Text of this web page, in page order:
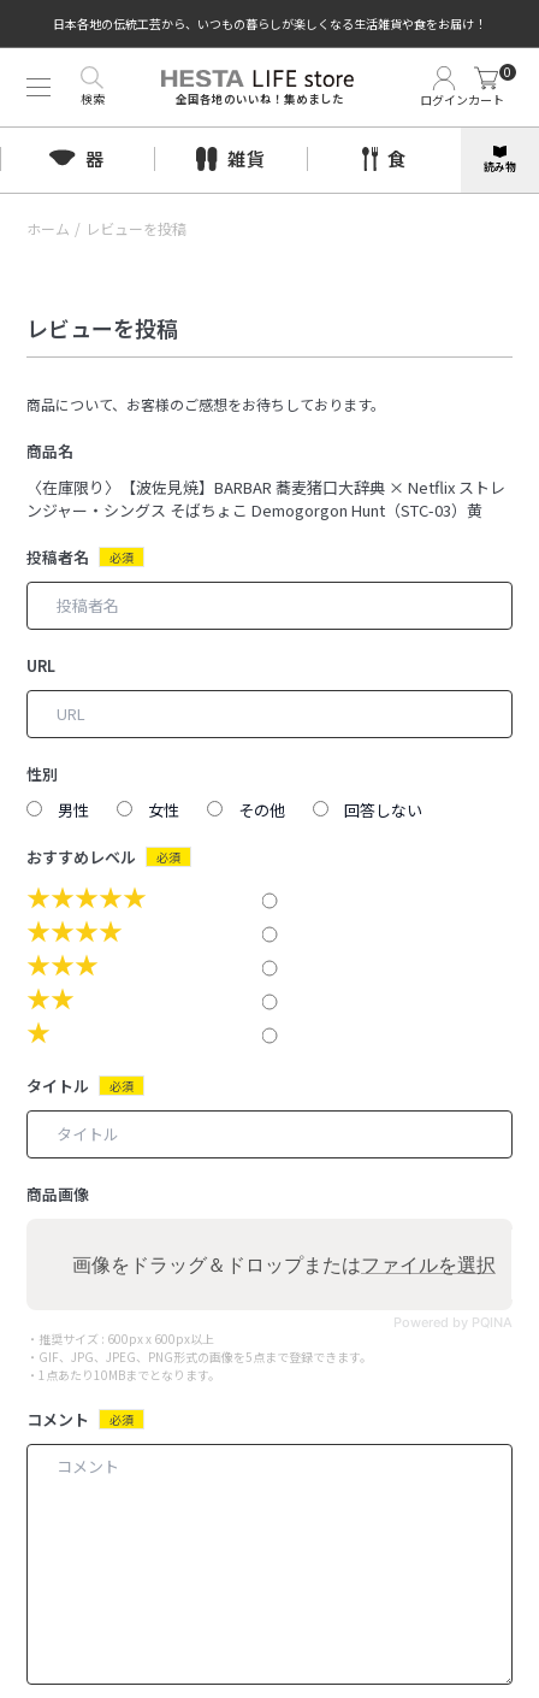
日本各地の伝統工芸から、いつもの暮らしが楽しくなる生活雑貨や食をお届け！
全国各地のいいね！集めました ログインカート
0
検索
器 雑貨 食 読み物
ホーム / レビューを投稿
レビューを投稿
商品について、お客様のご感想をお待ちしております。
商品名
〈在庫限り〉【波佐見焼】BARBAR 蕎麦猪口大辞典 × Netflix ストレ
ンジャー・シングス そばちょこ Demogorgon Hunt（STC-03）黄
投稿者名 必須
URL
性別
男性
女性 その他 回答しない
おすすめレベル 必須
★★★★★
★★★★
★★★
★★
★
タイトル 必須
商品画像
Powered by PQINA
画像をドラッグ＆ドロップまたはファイルを選択
・推奨サイズ : 600px x 600px以上
・GIF、JPG、JPEG、PNG形式の画像を5点まで登録できます。
・1点あたり10MBまでとなります。
コメント 必須